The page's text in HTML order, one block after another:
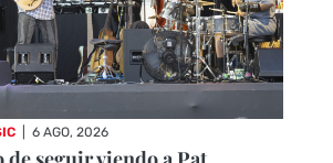
6 AGO, 2026